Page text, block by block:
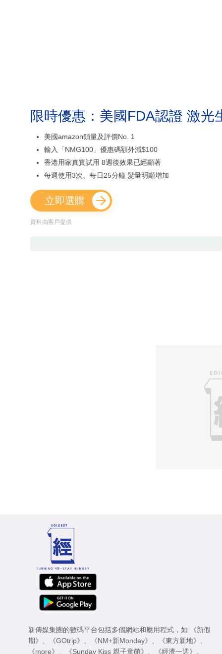
限時優惠：美國FDA認證 激光
美國amazon鎖量及評價No. 1
輸入「NMG100」優惠碼額外減$100
香港用家真實試用 8週後效果已經顯著
每週使用3次、每日25分鐘 髮量明顯增加
立即選購
資料由客戶提供
新傳媒集團的數碼平台包括多個網站和應用程式，如
《新假
期》 、 《GOtrip》 、 《NM+新Monday》 、 《東方新地》 、
《more》 、 《Sunday Kiss 親子童萌》 、 《經濟一週》 。